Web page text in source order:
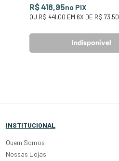
R$ 418,95no PIX
OU R$ 441,00 EM 6X DE R$ 73,50
Indisponível
INSTITUCIONAL
Quem Somos
Nossas Lojas